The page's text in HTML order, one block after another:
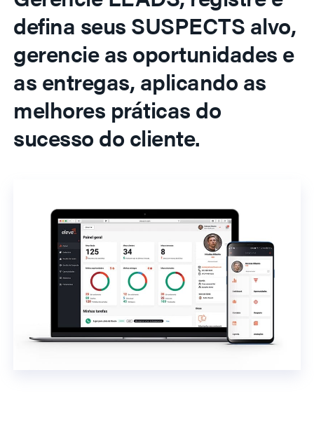
defina seus SUSPECTS alvo,
gerencie as oportunidades e
as entregas, aplicando as
melhores práticas do
sucesso do cliente.